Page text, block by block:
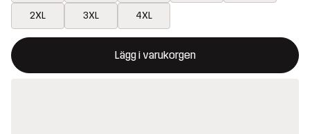
2XL 3XL 4XL
Lägg i varukorgen
Denna knapp kommer att öppna en modal som bekräftar en ny
{{size}} inte tillgänglig